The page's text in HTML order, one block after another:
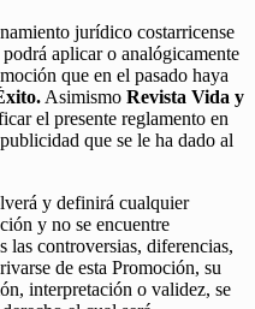
jurídico costarricense
aplicar o analógicamente
que en el pasado haya
Asimismo Revista Vida y
el presente reglamento en
que se le ha dado al
y definirá cualquier
y no se encuentre
las controversias, diferencias,
de esta Promoción, su
interpretación o validez, se